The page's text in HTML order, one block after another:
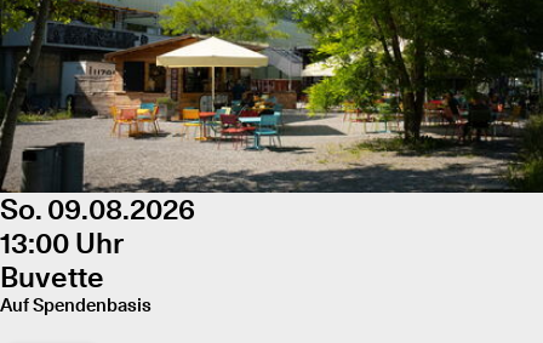
So. 09.08.2026
13:00 Uhr
Buvette
Auf Spendenbasis